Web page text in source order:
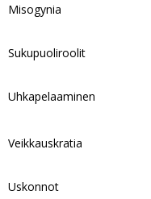
Misogynia
Sukupuoliroolit
Uhkapelaaminen
Veikkauskratia
Uskonnot